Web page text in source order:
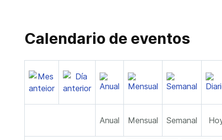
Calendario de eventos
Anual Mensual Semanal